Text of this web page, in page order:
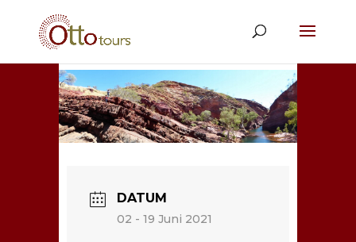
DATUM
02 - 19 Juni 2021